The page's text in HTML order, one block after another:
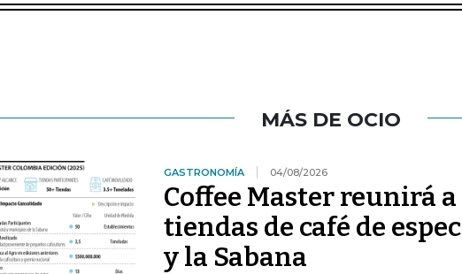
MÁS DE OCIO
GASTRONOMÍA 04/08/2026
Coffee Master reunirá a
tiendas de café de
y la Sabana